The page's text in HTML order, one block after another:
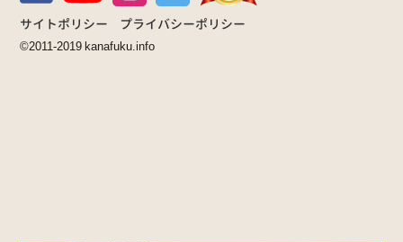
サイトポリシー プライバシーポリシー
©2011-2019 kanafuku.info